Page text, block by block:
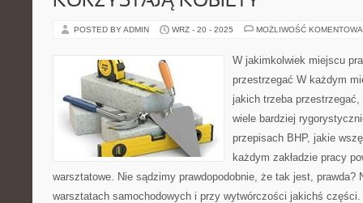
POSTED BY ADMIN WRZ - 20 - 2025 MOŻLIWOŚĆ
W jakimkolwiek miejscu
przestrzegać W każdym
jakich trzeba
wiele bardziej
przepisach BHP, jakie
każdym zakładzie pracy
warsztatowe. Nie sądzimy prawdopodobnie, że tak jest, prawda?
warsztatach samochodowych i przy wytwórczości jakichś części.